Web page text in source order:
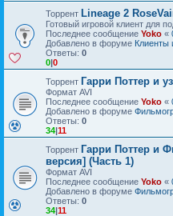
Торрент Lineage 2
Готовый игровой клиент для
Последнее сообщение Yoko «
Добавлено в форуме Клиенты
Ответы: 0
0|0
Торрент Гарри Поттер и
Формат AVI
Последнее сообщение Yoko «
Добавлено в форуме
Ответы: 0
34|11
Торрент Гарри Поттер и
версия] (Часть 1)
Формат AVI
Последнее сообщение Yoko «
Добавлено в форуме
Ответы: 0
34|11